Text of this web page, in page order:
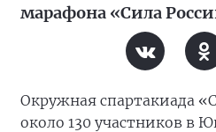
марафона «Сила
Окружная спартакиада
около 130 участников в